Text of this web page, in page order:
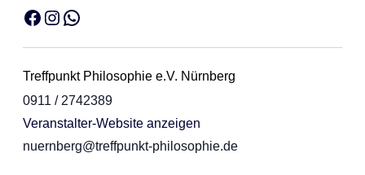
Facebook
Instagram
WhatsApp
Treffpunkt Philosophie e.V. Nürnberg
0911 / 2742389
Veranstalter-Website anzeigen
nuernberg@treffpunkt-philosophie.de